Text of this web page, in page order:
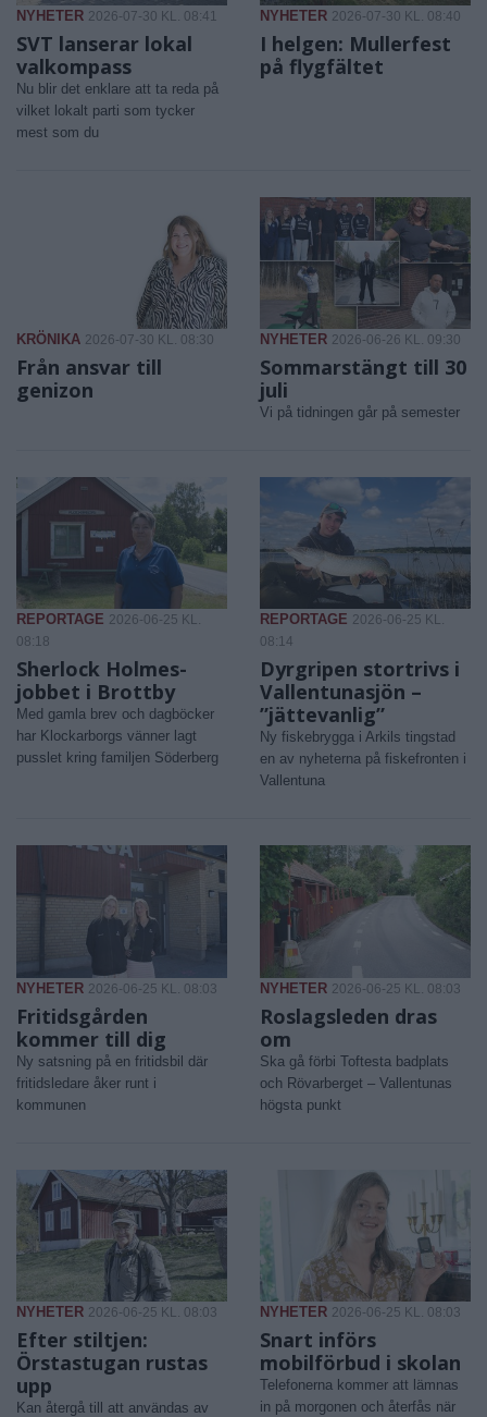
NYHETER 2026-07-30 KL. 08:41
SVT lanserar lokal
valkompass
Nu blir det enklare att ta reda på
vilket lokalt parti som tycker
mest som du
NYHETER 2026-07-30 KL. 08:40
I helgen: Mullerfest
på flygfältet
KRÖNIKA 2026-07-30 KL. 08:30
Från ansvar till
genizon
NYHETER 2026-06-26 KL. 09:30
Sommarstängt till 30
juli
Vi på tidningen går på semester
REPORTAGE 2026-06-25 KL.
08:18
Sherlock Holmes-
jobbet i Brottby
Med gamla brev och dagböcker
har Klockarborgs vänner lagt
pusslet kring familjen Söderberg
REPORTAGE 2026-06-25 KL.
08:14
Dyrgripen stortrivs i
Vallentunasjön –
”jättevanlig”
Ny fiskebrygga i Arkils tingstad
en av nyheterna på fiskefronten i
Vallentuna
NYHETER 2026-06-25 KL. 08:03
Fritidsgården
kommer till dig
Ny satsning på en fritidsbil där
fritidsledare åker runt i
kommunen
NYHETER 2026-06-25 KL. 08:03
Roslagsleden dras
om
Ska gå förbi Toftesta badplats
och Rövarberget – Vallentunas
högsta punkt
NYHETER 2026-06-25 KL. 08:03
Efter stiltjen:
Örstastugan rustas
upp
Kan återgå till att användas av
NYHETER 2026-06-25 KL. 08:03
Snart införs
mobilförbud i skolan
Telefonerna kommer att lämnas
in på morgonen och återfås när